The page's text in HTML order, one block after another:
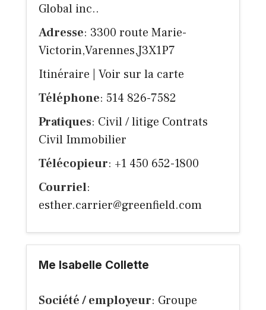
Global inc..
Adresse: 3300 route Marie-
Victorin,Varennes,J3X1P7
Itinéraire
Voir sur la carte
Téléphone: 514 826-7582
Pratiques: Civil / litige Contrats
Civil Immobilier
Télécopieur: +1 450 652-1800
Courriel:
esther.carrier@greenfield.com
Me Isabelle Collette
Société / employeur: Groupe